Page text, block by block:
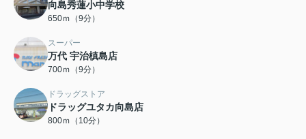
向島秀蓮小中学校
650ｍ（9分）
スーパー
万代 宇治槙島店
700ｍ（9分）
ドラッグストア
ドラッグユタカ向島店
800ｍ（10分）